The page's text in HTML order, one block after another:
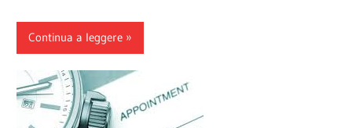
Continua a leggere